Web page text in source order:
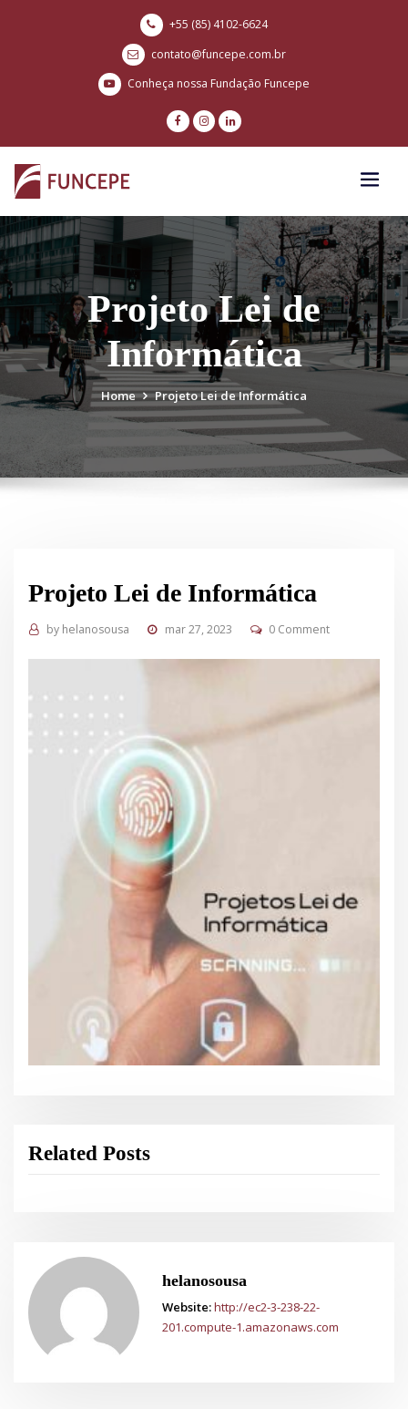
+55 (85) 4102-6624
contato@funcepe.com.br
Conheça nossa Fundação Funcepe
Projeto Lei de
Informática
Home Projeto Lei de Informática
Projeto Lei de Informática
by helanosousa mar 27, 2023 0 Comment
Related Posts
helanosousa
Website:http://ec2-3-238-22-
201.compute-1.amazonaws.com